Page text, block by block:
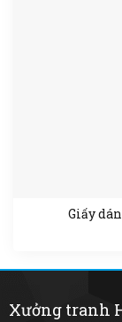
Giấy
Xưởng tranh